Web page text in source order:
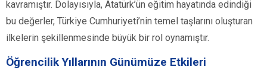
kavramıştır. Dolayısıyla, Atatürk’ün eğitim hayatında edindiği
bu değerler, Türkiye Cumhuriyeti’nin temel taşlarını oluşturan
ilkelerin şekillenmesinde büyük bir rol oynamıştır.
Öğrencilik Yıllarının Günümüze Etkileri